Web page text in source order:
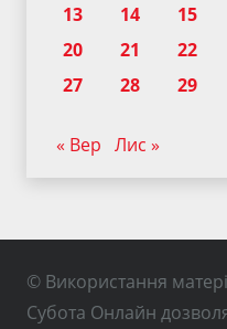
13
14 15
20
21 22
27
28 29
« Вер Лис »
© Використання
Субота Онлайн